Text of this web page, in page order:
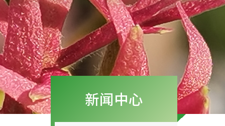
新闻中心